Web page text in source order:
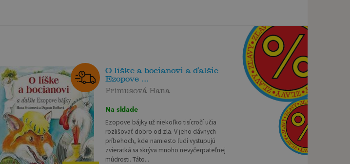
O líške a bocianovi a ďalšie
Ezopove ...
Primusová Hana
Na sklade
Ezopove bájky už niekoľko tisícročí učia
rozlišovať dobro od zla. V jeho dávnych
príbehoch, kde namiesto ľudí vystupujú
zvieratká sa skrýva mnoho nevyčerpateľnej
múdrosti. Táto...